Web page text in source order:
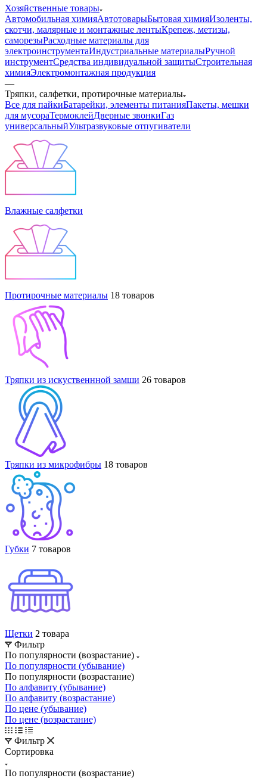
Хозяйственные товары
Автомобильная химияАвтотоварыБытовая химияИзоленты,
скотчи, малярные и монтажные лентыКрепеж, метизы,
саморезыРасходные материалы для
электроинструментаИндустриальные материалыРучной
инструментСредства индивидуальной защитыСтроительная
химияЭлектромонтажная продукция
—
Тряпки, салфетки, протирочные материалы
Все для пайкиБатарейки, элементы питанияПакеты, мешки
для мусораТермоклейДверные звонкиГаз
универсальныйУльтразвуковые отпугиватели
Влажные салфетки
Протирочные материалы 18 товаров
Тряпки из искуственнной замши 26 товаров
Тряпки из микрофибры 18 товаров
Губки 7 товаров
Щетки 2 товара
Фильтр
По популярности (возрастание)
По популярности (убывание)
По популярности (возрастание)
По алфавиту (убывание)
По алфавиту (возрастание)
По цене (убывание)
По цене (возрастание)
Фильтр
Сортировка
По популярности (возрастание)